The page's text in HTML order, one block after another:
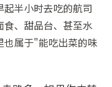
半小时去吃的航司
、甜品台、甚至水
也属于"能吃出菜的味